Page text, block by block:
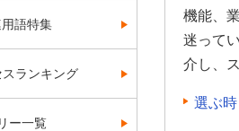
機能、
迷って
介し、
選ぶ
語特集
スランキング
ー一覧